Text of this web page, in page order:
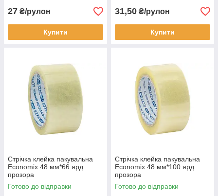
27 ₴/рулон
Купити
31,50 ₴/рулон
Купити
Стрічка клейка пакувальна
Economix 48 мм*66 ярд
прозора
Готово до відправки
Стрічка клейка пакувальна
Economix 48 мм*100 ярд
прозора
Готово до відправки